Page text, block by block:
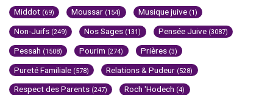
Middot (69) Moussar (154) Musique juive (1)
Non-Juifs (249) Nos Sages (131) Pensée Juive (3087)
Pessah (1508) Pourim (274) Prières (3)
Pureté Familiale (578) Relations & Pudeur (528)
Respect des Parents (247) Roch 'Hodech (4)